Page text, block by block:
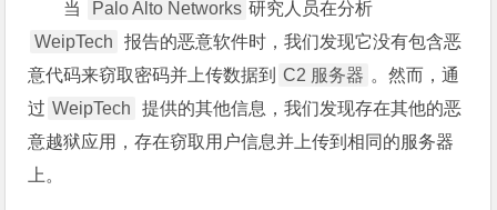
当 Palo Alto Networks 研究人员在分析
WeipTech
报告的恶意软件时，我们发现它没有包含恶
意代码来窃取密码并上传数据到
C2 服务器 。然而，通
过 WeipTech
提供的其他信息，我们发现存在其他的恶
意越狱应用，存在窃取用户信息并上传到相同的服务器
上。